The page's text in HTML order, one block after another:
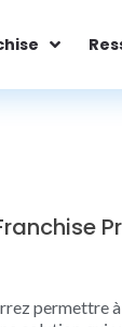
permettre